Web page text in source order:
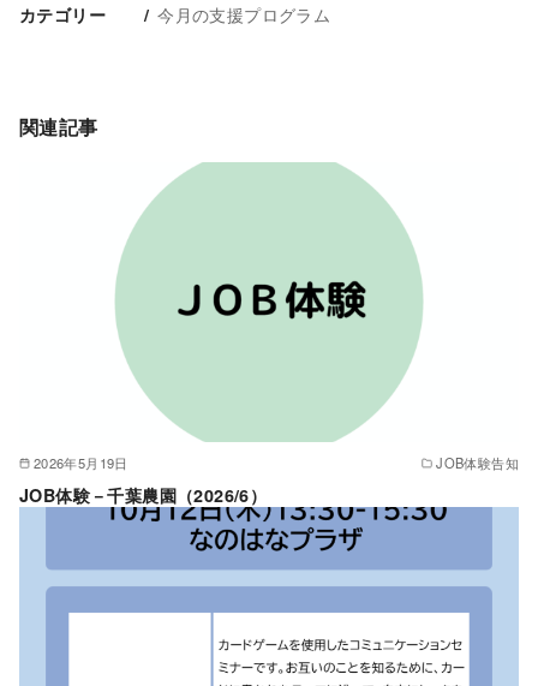
カテゴリー 今月の支援プログラム
関連記事
2026年5月19日 JOB体験告知
JOB体験－千葉農園（2026/6）